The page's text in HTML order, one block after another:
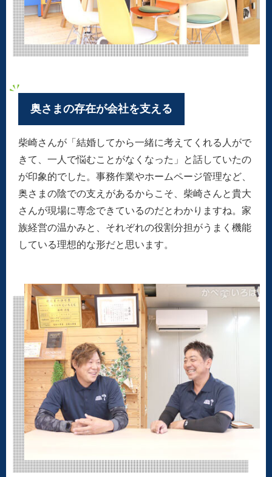
奥さまの存在が会社を支える
柴崎さんが「結婚してから一緒に考えてくれる人がで
きて、一人で悩むことがなくなった」と話していたの
が印象的でした。事務作業やホームページ管理など、
奥さまの陰での支えがあるからこそ、柴崎さんと貴大
さんが現場に専念できているのだとわかりますね。家
族経営の温かみと、それぞれの役割分担がうまく機能
している理想的な形だと思います。